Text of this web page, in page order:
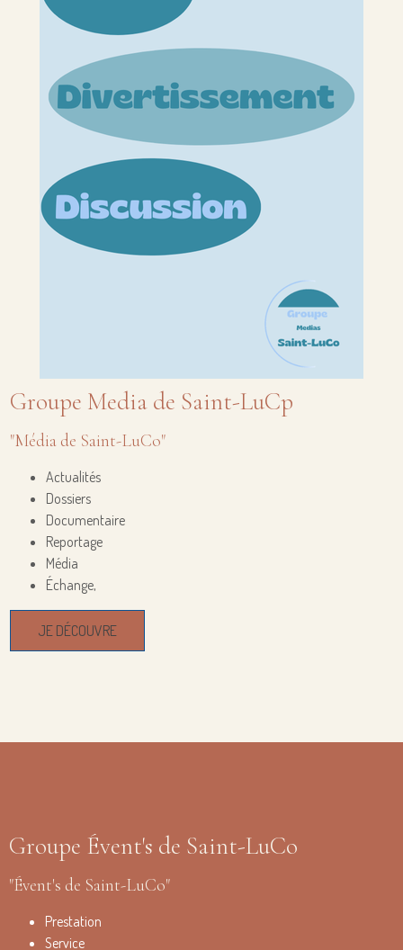
Groupe Media de Saint-LuCp
"Média de Saint-LuCo"
Actualités
Dossiers
Documentaire
Reportage
Média
Échange,
JE DÉCOUVRE
Groupe Évent's de Saint-LuCo
"Évent's de Saint-LuCo"
Prestation
Service